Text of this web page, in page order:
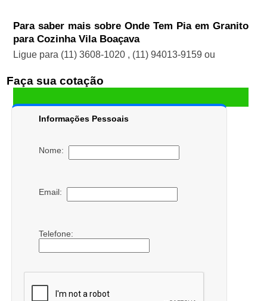
Para saber mais sobre Onde Tem Pia em Granito
para Cozinha Vila Boaçava
Ligue para (11) 3608-1020 , (11) 94013-9159 ou
Faça sua cotação
Informações Pessoais
Nome:
Email:
Telefone: